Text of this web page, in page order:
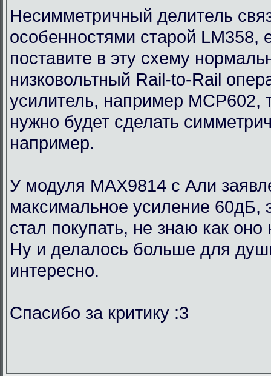
Несимметричный делитель
особенностями старой LM358,
поставите в эту схему
низковольтный Rail-to-Rail
усилитель, например MCP602,
нужно будет сделать
например.
У модуля MAX9814 с Али
максимальное усиление 60дБ,
стал покупать, не знаю как
Ну и делалось больше для
интересно.
Спасибо за критику :3